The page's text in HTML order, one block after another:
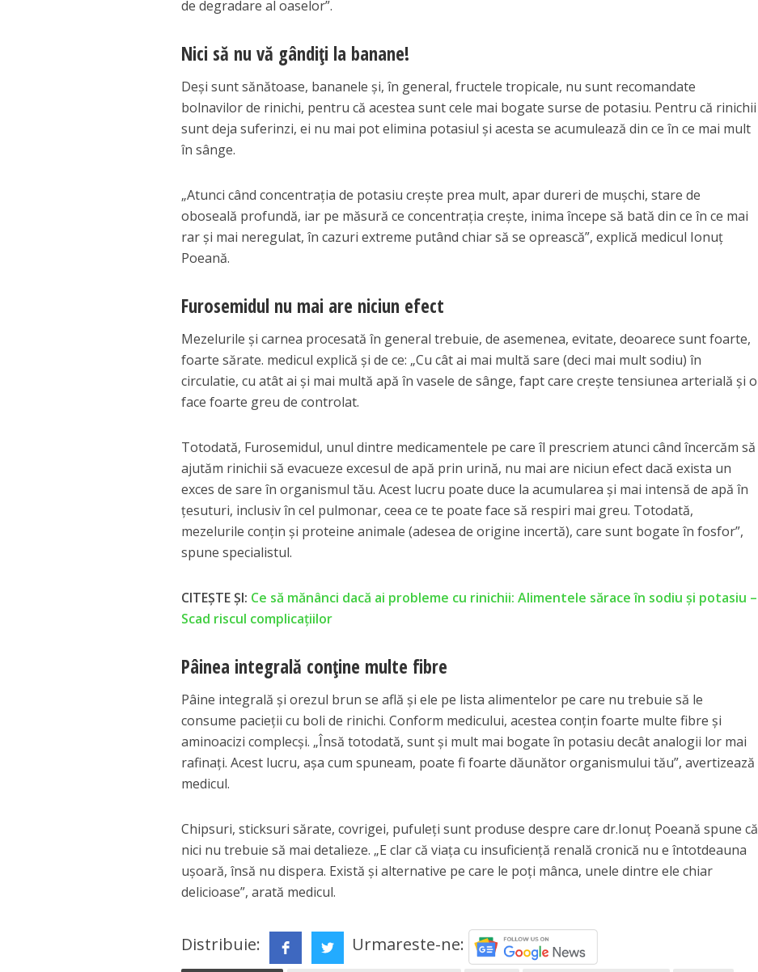
de degradare al oaselor”.
Nici să nu vă gândiţi la banane!
Deşi sunt sănătoase, bananele şi, în general, fructele tropicale, nu sunt recomandate
bolnavilor de rinichi, pentru că acestea sunt cele mai bogate surse de potasiu. Pentru că rinichii
sunt deja suferinzi, ei nu mai pot elimina potasiul şi acesta se acumulează din ce în ce mai mult
în sânge.
„Atunci când concentraţia de potasiu creşte prea mult, apar dureri de muşchi, stare de
oboseală profundă, iar pe măsură ce concentraţia creşte, inima începe să bată din ce în ce mai
rar şi mai neregulat, în cazuri extreme putând chiar să se oprească”, explică medicul Ionuţ
Poeană.
Furosemidul nu mai are niciun efect
Mezelurile şi carnea procesată în general trebuie, de asemenea, evitate, deoarece sunt foarte,
foarte sărate. medicul explică şi de ce: „Cu cât ai mai multă sare (deci mai mult sodiu) în
circulatie, cu atât ai şi mai multă apă în vasele de sânge, fapt care creşte tensiunea arterială şi o
face foarte greu de controlat.
Totodată, Furosemidul, unul dintre medicamentele pe care îl prescriem atunci când încercăm să
ajutăm rinichii să evacueze excesul de apă prin urină, nu mai are niciun efect dacă exista un
exces de sare în organismul tău. Acest lucru poate duce la acumularea şi mai intensă de apă în
ţesuturi, inclusiv în cel pulmonar, ceea ce te poate face să respiri mai greu. Totodată,
mezelurile conţin şi proteine animale (adesea de origine incertă), care sunt bogate în fosfor”,
spune specialistul.
CITEȘTE ȘI: Ce să mănânci dacă ai probleme cu rinichii: Alimentele sărace în sodiu și potasiu –
Scad riscul complicațiilor
Pâinea integrală conţine multe fibre
Pâine integrală şi orezul brun se află şi ele pe lista alimentelor pe care nu trebuie să le
consume pacieţii cu boli de rinichi. Conform medicului, acestea conţin foarte multe fibre şi
aminoacizi complecşi. „Însă totodată, sunt şi mult mai bogate în potasiu decât analogii lor mai
rafinaţi. Acest lucru, aşa cum spuneam, poate fi foarte dăunător organismului tău”, avertizează
medicul.
Chipsuri, sticksuri sărate, covrigei, pufuleţi sunt produse despre care dr.Ionuţ Poeană spune că
nici nu trebuie să mai detalieze. „E clar că viaţa cu insuficienţă renală cronică nu e întotdeauna
uşoară, însă nu dispera. Există şi alternative pe care le poţi mânca, unele dintre ele chiar
delicioase”, arată medicul.
Distribuie: Urmareste-ne: